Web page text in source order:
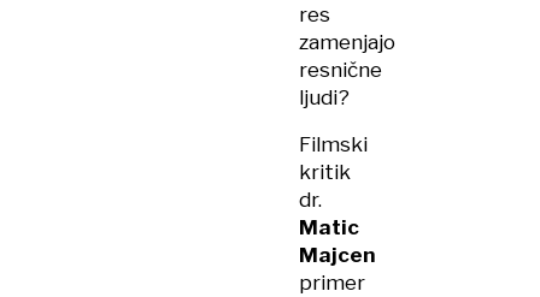
res
zamenjajo
resnične
ljudi?
Filmski
kritik
dr.
Matic
Majcen
primer